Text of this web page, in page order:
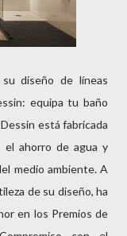
diseño de líneas
equipa tu baño
está fabricada
el ahorro de agua y
medio ambiente. A
de su diseño, ha
en los Premios de